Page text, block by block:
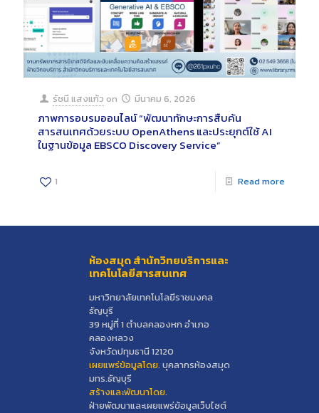
รัชนี แสงแก้ว on มีนาคม 6, 2026
ภาพการอบรมออนไลน์ “พัฒนาทักษะการสืบค้น
สารสนเทศด้วยระบบ OpenAthens และประยุกต์ใช้ AI
ในฐานข้อมูล EBSCO Discovery Service”
1 Read more
ห้องสมุด สำนักวิทยบริการและ
เทคโนโลยีสารสนเทศ
มหาวิทยาลัยเทคโนโลยีราชมงคล
ธัญบุรี
39 หมู่ที่ 1 ตำบลคลองหก อำเภอ
คลองหลวง
จังหวัดปทุมธานี 12120
เผยแพร่ข้อมูลโดย.บุคลากรห้องสมุด
มทร.ธัญบุรี
สร้างและพัฒนาโดย.
ฝ่ายพัฒนาและเผยแพร่ข้อมูลเว็บไซต์